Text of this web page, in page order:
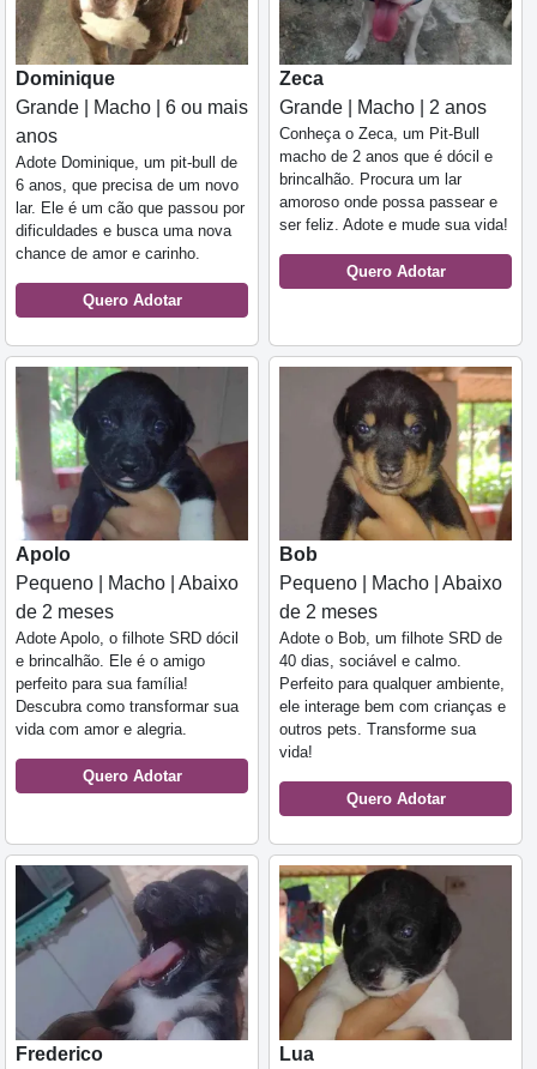
Dominique
Grande | Macho | 6 ou mais
anos
Adote Dominique, um pit-bull de
6 anos, que precisa de um novo
lar. Ele é um cão que passou por
dificuldades e busca uma nova
chance de amor e carinho.
Quero Adotar
Zeca
Grande | Macho | 2 anos
Conheça o Zeca, um Pit-Bull
macho de 2 anos que é dócil e
brincalhão. Procura um lar
amoroso onde possa passear e
ser feliz. Adote e mude sua vida!
Quero Adotar
Apolo
Pequeno | Macho | Abaixo
de 2 meses
Adote Apolo, o filhote SRD dócil
e brincalhão. Ele é o amigo
perfeito para sua família!
Descubra como transformar sua
vida com amor e alegria.
Quero Adotar
Bob
Pequeno | Macho | Abaixo
de 2 meses
Adote o Bob, um filhote SRD de
40 dias, sociável e calmo.
Perfeito para qualquer ambiente,
ele interage bem com crianças e
outros pets. Transforme sua
vida!
Quero Adotar
Frederico
Lua